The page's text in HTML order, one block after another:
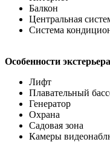
Балкон
Центральная
Система
Особенности экстерьера
Лифт
Плавательный
Генератор
Охрана
Садовая зона
Камеры